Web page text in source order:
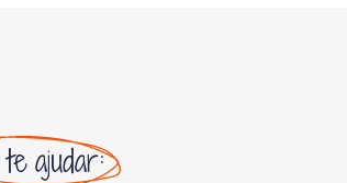
ajudar: